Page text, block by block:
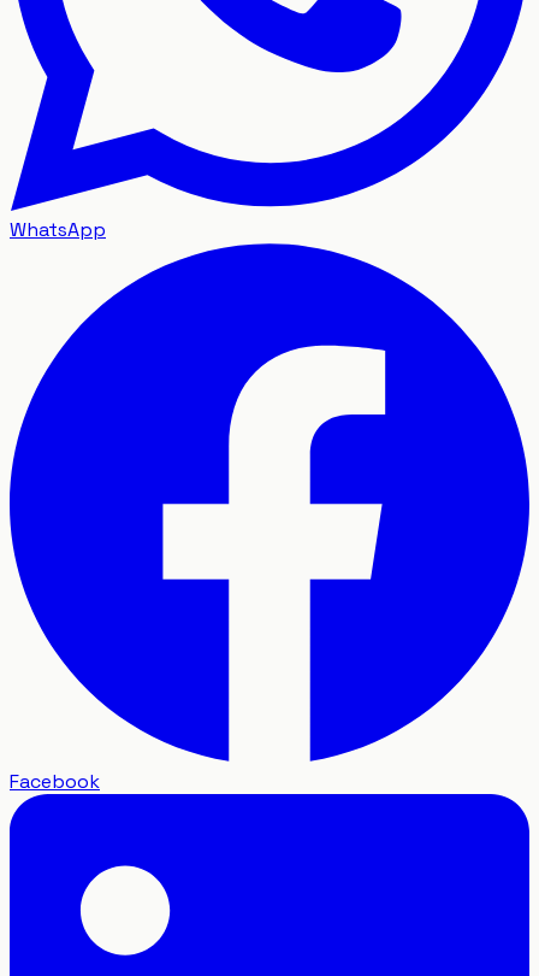
WhatsApp
Facebook